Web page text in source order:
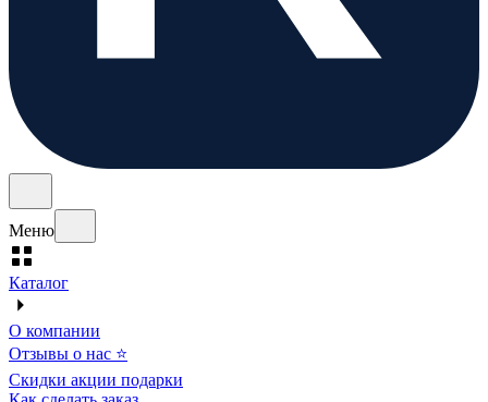
Меню
Каталог
О компании
Отзывы о нас ⭐
Скидки акции подарки